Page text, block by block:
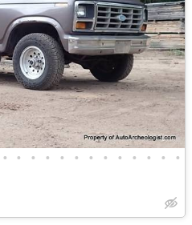
• • • • • • • • • • • • •